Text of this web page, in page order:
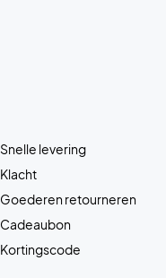
Snelle levering
Klacht
Goederen retourneren
Cadeaubon
Kortingscode